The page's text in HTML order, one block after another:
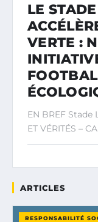
LE
VERTE :
EN BREF Stade
ET VÉRITÉS –
ARTICLES
RESPONSABILITÉ